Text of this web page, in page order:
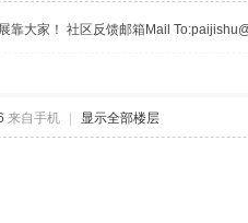
靠大家！ 社区反馈邮箱Mail
来自手机 显示全部楼层